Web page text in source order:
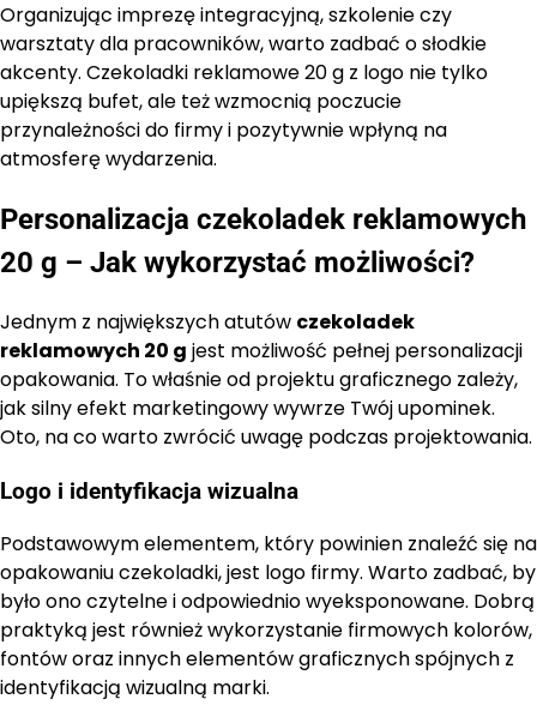
Organizując imprezę integracyjną, szkolenie czy
warsztaty dla pracowników, warto zadbać o słodkie
akcenty. Czekoladki reklamowe 20 g z logo nie tylko
upiększą bufet, ale też wzmocnią poczucie
przynależności do firmy i pozytywnie wpłyną na
atmosferę wydarzenia.
Personalizacja czekoladek reklamowych
20 g – Jak wykorzystać możliwości?
Jednym z największych atutów czekoladek
reklamowych 20 g jest możliwość pełnej personalizacji
opakowania. To właśnie od projektu graficznego zależy,
jak silny efekt marketingowy wywrze Twój upominek.
Oto, na co warto zwrócić uwagę podczas projektowania.
Logo i identyfikacja wizualna
Podstawowym elementem, który powinien znaleźć się na
opakowaniu czekoladki, jest logo firmy. Warto zadbać, by
było ono czytelne i odpowiednio wyeksponowane. Dobrą
praktyką jest również wykorzystanie firmowych kolorów,
fontów oraz innych elementów graficznych spójnych z
identyfikacją wizualną marki.